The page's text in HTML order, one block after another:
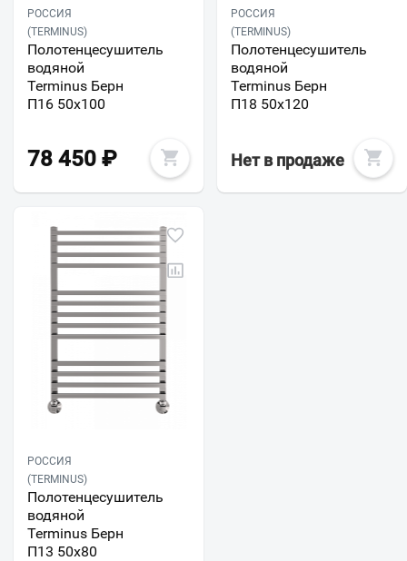
РОССИЯ
(TERMINUS)
Полотенцесушитель
водяной
Terminus Берн
П16 50х100
78 450 ₽
РОССИЯ
(TERMINUS)
Полотенцесушитель
водяной
Terminus Берн
П18 50х120
Нет в продаже
РОССИЯ
(TERMINUS)
Полотенцесушитель
водяной
Terminus Берн
П13 50х80